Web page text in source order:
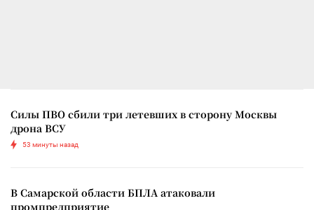
Силы ПВО сбили три летевших в сторону Москвы
дрона ВСУ
53 минуты назад
В Самарской области БПЛА атаковали
промпредприятие